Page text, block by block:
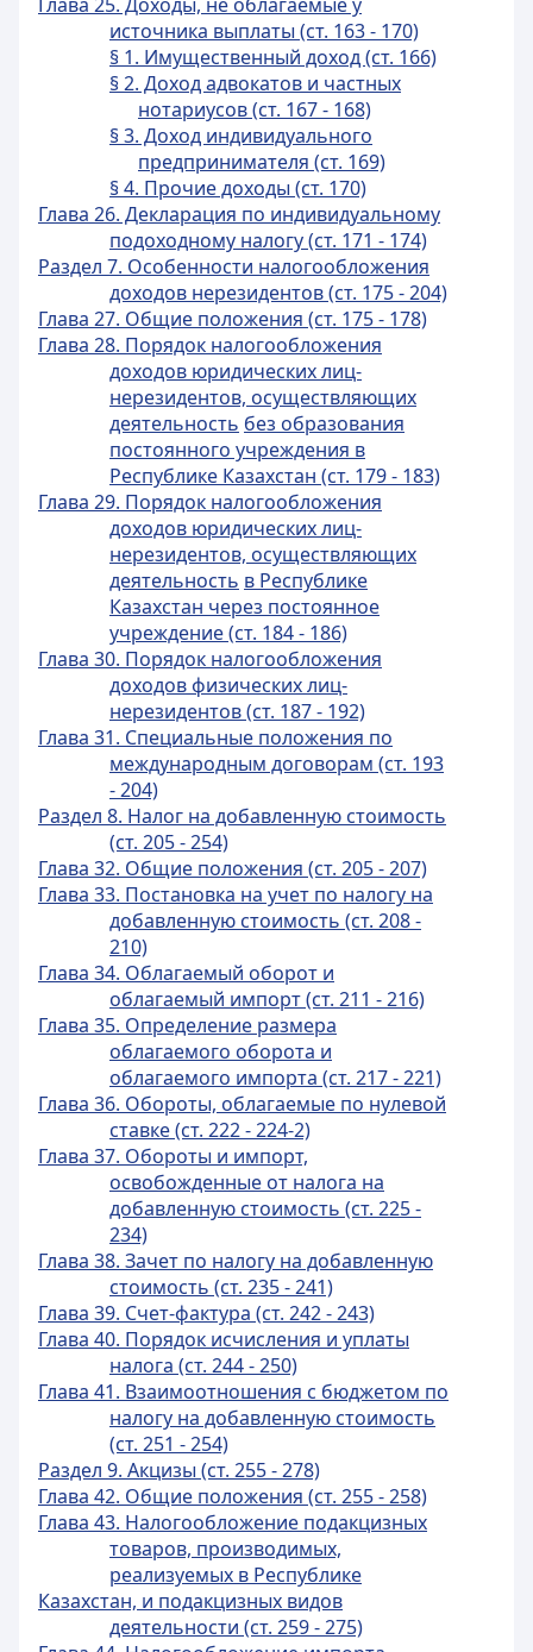
источника выплаты (ст. 163 - 170)
§ 1. Имущественный доход (ст. 166)
§ 2. Доход адвокатов и частных
нотариусов (ст. 167 - 168)
§ 3. Доход индивидуального
предпринимателя (ст. 169)
§ 4. Прочие доходы (ст. 170)
Глава 26. Декларация по индивидуальному
подоходному налогу (ст. 171 - 174)
Раздел 7. Особенности налогообложения
доходов нерезидентов (ст. 175 - 204)
Глава 27. Общие положения (ст. 175 - 178)
Глава 28. Порядок налогообложения
доходов юридических лиц-
нерезидентов, осуществляющих
деятельность без образования
постоянного учреждения в
Республике Казахстан (ст. 179 - 183)
Глава 29. Порядок налогообложения
доходов юридических лиц-
нерезидентов, осуществляющих
деятельность в Республике
Казахстан через постоянное
учреждение (ст. 184 - 186)
Глава 30. Порядок налогообложения
доходов физических лиц-
нерезидентов (ст. 187 - 192)
Глава 31. Специальные положения по
международным договорам (ст. 193
- 204)
Раздел 8. Налог на добавленную стоимость
(ст. 205 - 254)
Глава 32. Общие положения (ст. 205 - 207)
Глава 33. Постановка на учет по налогу на
добавленную стоимость (ст. 208 -
210)
Глава 34. Облагаемый оборот и
облагаемый импорт (ст. 211 - 216)
Глава 35. Определение размера
облагаемого оборота и
облагаемого импорта (ст. 217 - 221)
Глава 36. Обороты, облагаемые по нулевой
ставке (ст. 222 - 224-2)
Глава 37. Обороты и импорт,
освобожденные от налога на
добавленную стоимость (ст. 225 -
234)
Глава 38. Зачет по налогу на добавленную
стоимость (ст. 235 - 241)
Глава 39. Счет-фактура (ст. 242 - 243)
Глава 40. Порядок исчисления и уплаты
налога (ст. 244 - 250)
Глава 41. Взаимоотношения с бюджетом по
налогу на добавленную стоимость
(ст. 251 - 254)
Раздел 9. Акцизы (ст. 255 - 278)
Глава 42. Общие положения (ст. 255 - 258)
Глава 43. Налогообложение подакцизных
товаров, производимых,
реализуемых в Республике
Казахстан, и подакцизных видов
деятельности (ст. 259 - 275)